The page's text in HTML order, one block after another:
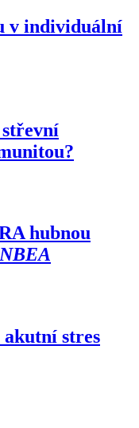
v individuální
hubnou
NBEA
stres